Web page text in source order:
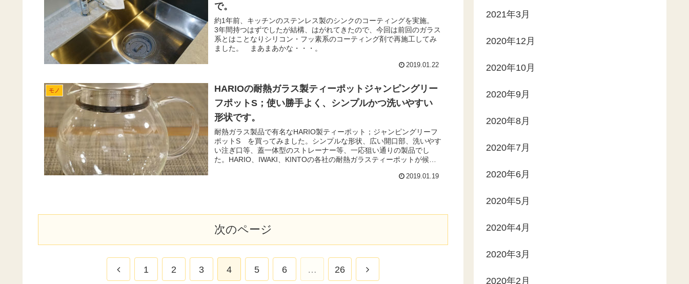
で。
約1年前、キッチンのステンレス製のシンクのコーティングを実施。
3年間持つはずでしたが結構、はがれてきたので、今回は前回のガラス
系とはことなりシリコン・フッ素系のコーティング剤で再施工してみ
ました。 まあまあかな・・・。
2019.01.22
モノ
HARIOの耐熱ガラス製ティーポットジャンピングリー
フポットS；使い勝手よく、シンプルかつ洗いやすい
形状です。
耐熱ガラス製品で有名なHARIO製ティーポット；ジャンピングリーフ
ポットS を買ってみました。シンプルな形状、広い開口部、洗いやす
い注ぎ口等、蓋一体型のストレーナー等、一応狙い通りの製品でし
た。HARIO、IWAKI、KINTOの各社の耐熱ガラスティーポットが候補
2019.01.19
次のページ
前 1 2 3 4 5 6 … 26 次
2021年3月
2020年12月
2020年10月
2020年9月
2020年8月
2020年7月
2020年6月
2020年5月
2020年4月
2020年3月
2020年2月